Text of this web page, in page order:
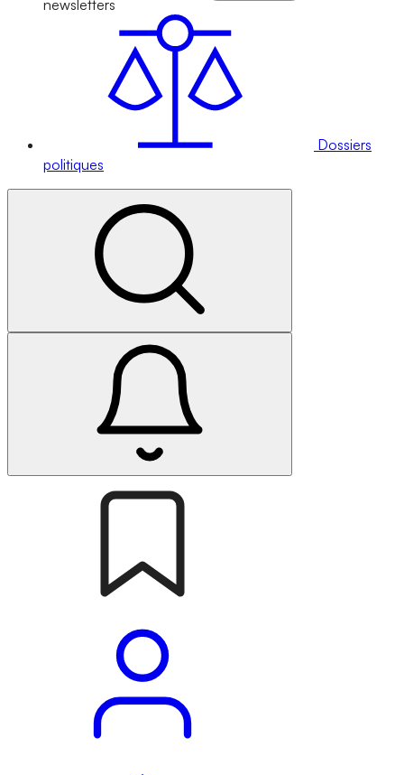
newsletters
Dossiers
politiques